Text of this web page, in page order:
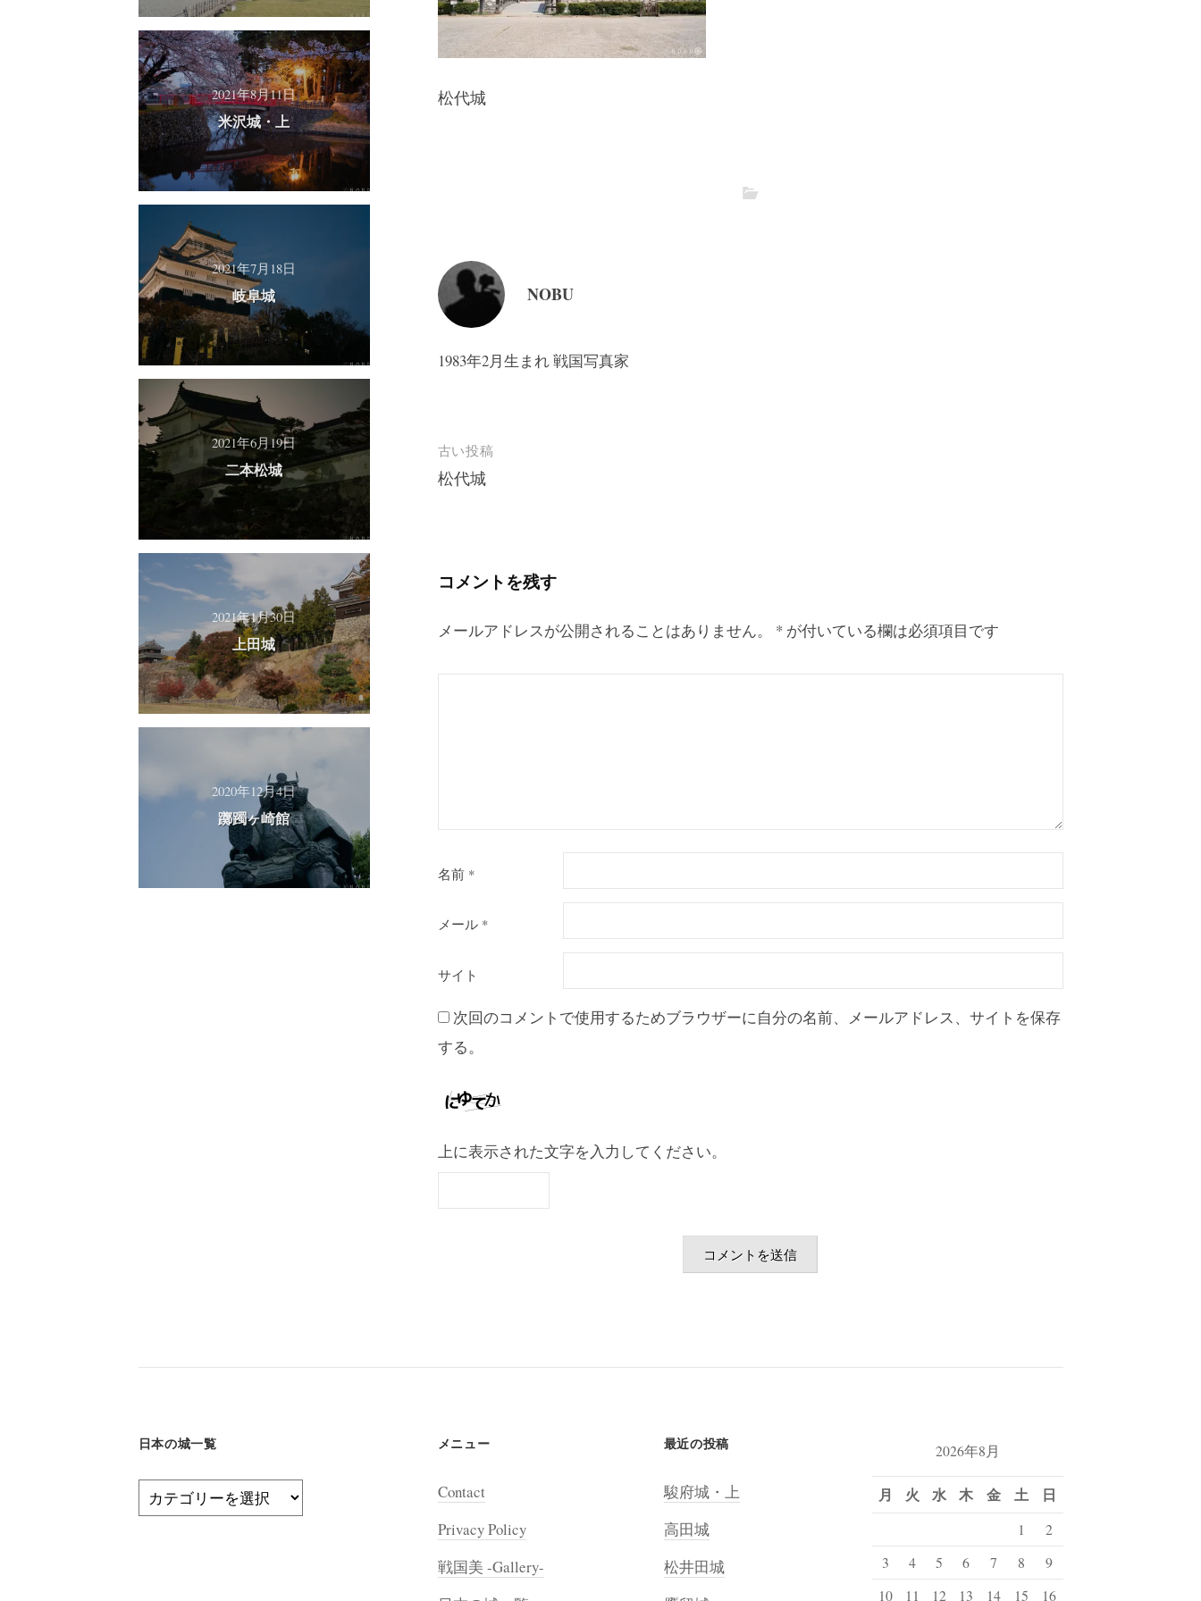
松代城
NOBU
1983年2月生まれ 戦国写真家
投
稿
ー
シ
ン
古い投稿
松代城
コメントを残す
メールアドレスが公開されることはありません。 * が付いている欄は必須項目です
名前 *
メール *
サイト
次回のコメントで使用するためブラウザーに自分の名前、メールアドレス、サイトを保存
する。
上に表示された文字を入力してください。
2021年8月11日
米沢城・上
2021年7月18日
岐阜城
2021年6月19日
二本松城
2021年1月30日
上田城
2020年12月4日
躑躅ヶ崎館
日本の城一覧
日
本
メニュー
Contact
Privacy Policy
戦国美 -Gallery-
最近の投稿
駿府城・上
高田城
松井田城
2026年8月
月 火 水 木 金 土 日
1
2
3
4 5 6 7 8
9
10
11 12 13 14 15
16